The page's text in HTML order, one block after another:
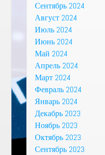
Сентябрь 2024
Август 2024
Июль 2024
Июнь 2024
Май 2024
Апрель 2024
Март 2024
Февраль 2024
Январь 2024
Декабрь 2023
Ноябрь 2023
Октябрь 2023
Сентябрь 2023